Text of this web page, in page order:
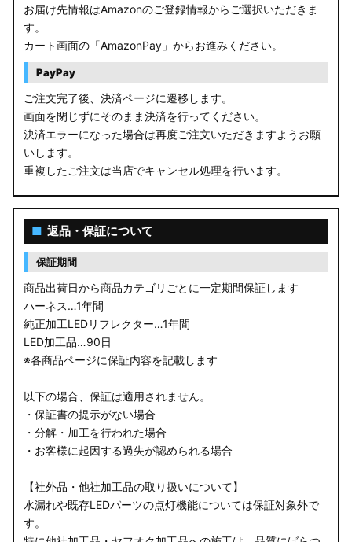
GP5/6 GK3〜6 フィット
MK53S スペーシアカスタム
MA37S/MA27S ソリオ / ソリオ バンディット
MA26S/MA36S ソリオ
ZC33S スイフトスポーツ
LA650S タントカスタム
LA600S タントカスタム
LA150S ムーヴカスタム
LA700S ウェイク
GN0W アウトランダー
GK1W/GK9W エクリプスクロス
CV1W デリカD:5
B34A/B35A/B37A/B38A デリカミニ
B34W/B35W/B37W/B38W ekクロススペース
B34W/B35W/B37W/B38W ekクロス
お届け先情報はAmazonのご登録情報からご選択いただきま
す。
カート画面の「AmazonPay」からお進みください。
PayPay
ご注文完了後、決済ページに遷移します。
画面を閉じずにそのまま決済を行ってください。
決済エラーになった場合は再度ご注文いただきますようお願
いします。
重複したご注文は当店でキャンセル処理を行います。
■ 返品・保証について
保証期間
商品出荷日から商品カテゴリごとに一定期間保証します
ハーネス…1年間
純正加工LEDリフレクター…1年間
LED加工品…90日
※各商品ページに保証内容を記載します
以下の場合、保証は適用されません。
・保証書の提示がない場合
・分解・加工を行われた場合
・お客様に起因する過失が認められる場合
【社外品・他社加工品の取り扱いについて】
水漏れや既存LEDパーツの点灯機能については保証対象外で
す。